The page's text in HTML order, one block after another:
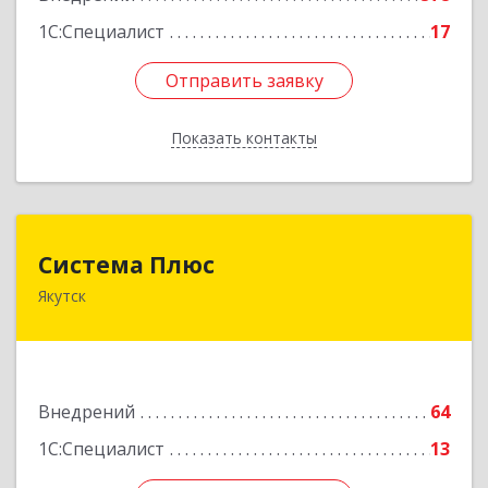
1С:Специалист
17
Отправить заявку
Показать контакты
Отправить заявку
Назад
Система Плюс
Якутск
Внедрений
64
1С:Специалист
13
677000, Саха /Якутия/ Респ, Якутск г, Пояркова